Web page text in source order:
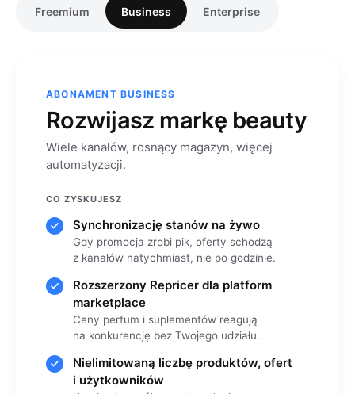
Freemium Business Enterprise
ABONAMENT BUSINESS
Rozwijasz markę beauty
Wiele kanałów, rosnący magazyn, więcej
automatyzacji.
CO ZYSKUJESZ
Synchronizację stanów na żywo
Gdy promocja zrobi pik, oferty schodzą
z kanałów natychmiast, nie po godzinie.
Rozszerzony Repricer dla platform
marketplace
Ceny perfum i suplementów reagują
na konkurencję bez Twojego udziału.
Nielimitowaną liczbę produktów, ofert
i użytkowników